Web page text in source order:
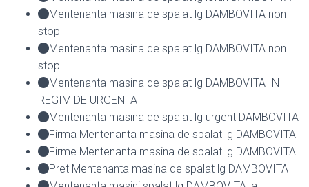
Mentenanta masina de spalat lg DAMBOVITA non-
stop
Mentenanta masina de spalat lg DAMBOVITA non
stop
Mentenanta masina de spalat lg DAMBOVITA IN
REGIM DE URGENTA
Mentenanta masina de spalat lg urgent DAMBOVITA
Firma Mentenanta masina de spalat lg DAMBOVITA
Firme Mentenanta masina de spalat lg DAMBOVITA
Pret Mentenanta masina de spalat lg DAMBOVITA